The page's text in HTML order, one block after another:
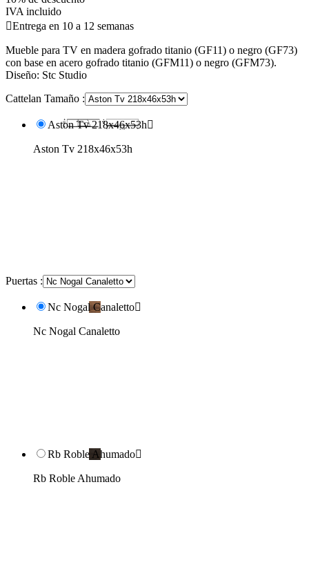
IVA incluido
Entrega en 10 a 12 semanas
Mueble para TV en madera gofrado titanio (GF11) o negro (GF73)
con base en acero gofrado titanio (GFM11) o negro (GFM73).
Diseño: Stc Studio
Cattelan Tamaño :
Aston Tv 218x46x53h
Aston Tv 218x46x53h
Puertas :
Nc Nogal Canaletto
Nc Nogal Canaletto
Rb Roble Ahumado
Rb Roble Ahumado